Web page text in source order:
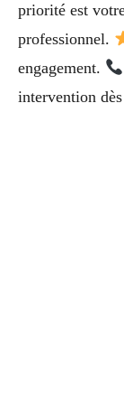
priorité est
professionnel.
engagement.
intervention